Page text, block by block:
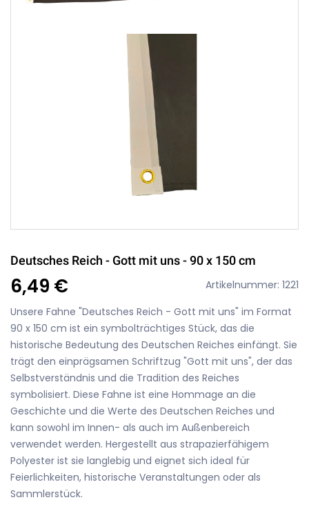
Deutsches Reich - Gott mit uns - 90 x 150 cm
6,49 €
Artikelnummer: 1221
Unsere Fahne "Deutsches Reich - Gott mit uns" im Format
90 x 150 cm ist ein symbolträchtiges Stück, das die
historische Bedeutung des Deutschen Reiches einfängt. Sie
trägt den einprägsamen Schriftzug "Gott mit uns", der das
Selbstverständnis und die Tradition des Reiches
symbolisiert. Diese Fahne ist eine Hommage an die
Geschichte und die Werte des Deutschen Reiches und
kann sowohl im Innen- als auch im Außenbereich
verwendet werden. Hergestellt aus strapazierfähigem
Polyester ist sie langlebig und eignet sich ideal für
Feierlichkeiten, historische Veranstaltungen oder als
Sammlerstück.